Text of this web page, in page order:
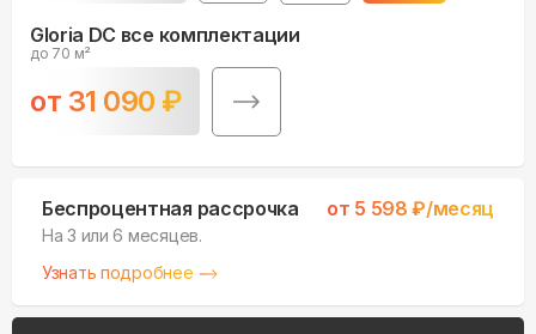
Gloria DC все комплектации
до 70 м²
от 31 090 ₽
Беспроцентная рассрочка от 5 598 ₽/месяц
На 3 или 6 месяцев.
Узнать подробнее